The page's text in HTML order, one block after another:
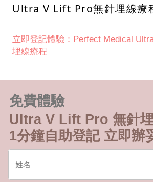
Ultra V Lift Pro無針埋線療
立即登記體驗：Perfect Medical
埋線療程
免費體驗
Ultra V Lift Pro 無針
1分鐘自助登記 立即辦